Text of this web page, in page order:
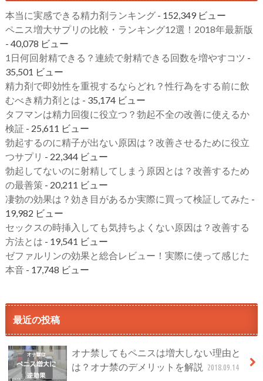
本当に実感できる精力剤ランキング- 152,349 ビュー
ペニス増大サプリの比較・ランキング12選！2018年最新版
- 40,078 ビュー
1日何回射精できる？連続で射精できる回数を増やすコツ -
35,501 ビュー
精力剤で即効性を重視するならどれ？性行為をする前に飲
むべき精力剤とは - 35,174 ビュー
タフマンは精力回復に役立つ？勃起不全の改善に使えるか
検証 - 25,611 ビュー
勃起するのに精子が出ない原因は？改善させるために役立
つサプリ - 22,344 ビュー
勃起してないのに射精してしまう原因とは？改善するため
の最善策- 20,211 ビュー
凄勃の効果は？効き目があるか実際に買って検証してみた -
19,982 ビュー
セックスの時挿入しても気持ちよくない原因は？改善する
方法とは - 19,541 ビュー
ゼファルリンの効果と総合レビュー！実際に使って感じた
本音- 17,748 ビュー
最近の投稿
オナ禁してもペニスは増大しない理由と
は？オナ禁のデメリットを解説
2018.09.14